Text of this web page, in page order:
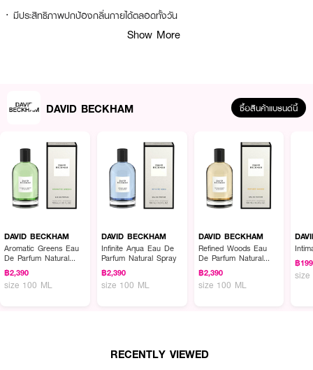
· มีประสิทธิภาพปกป้องกลิ่นกายได้ตลอดทั้งวัน
How To Use :
ห้ามฉีดบริเวณใกล้เปลวไฟหรือจุดที่อาจติดไฟ ระวังอย่าให้เข้าตา เก็บให้พ้นมือเด็ก
Show More
DAVID BECKHAM ซื้อสินค้าแบรนด์นี้
DAVID BECKHAM
Aromatic Greens Eau
De Parfum Natural
Spray
฿2,390
size 100 ML
DAVID BECKHAM
Infinite Aqua Eau De
Parfum Natural Spray
฿2,390
size 100 ML
DAVID BECKHAM
Refined Woods Eau
De Parfum Natural
Spray
฿2,390
size 100 ML
฿199
size
RECENTLY VIEWED